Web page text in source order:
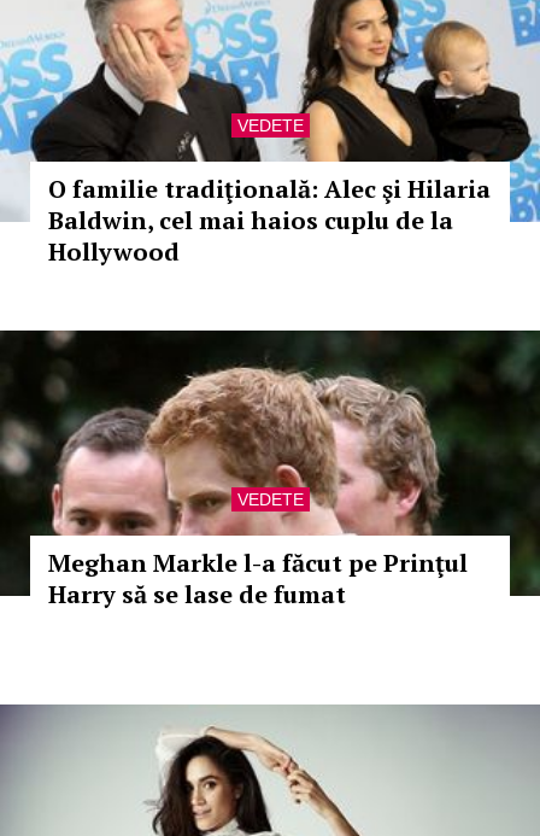
VEDETE
O familie tradiţională: Alec şi Hilaria
Baldwin, cel mai haios cuplu de la
Hollywood
VEDETE
Meghan Markle l-a făcut pe Prinţul
Harry să se lase de fumat